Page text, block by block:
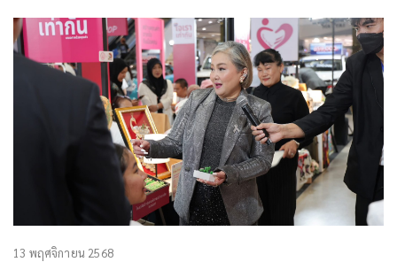
เอเอสเอ็ม สปอร์ต ฮีโร่” กว่า 20 คน เข้าร่วมแข่งขัน 8 ชนิดกีฬา
ในศึกมหกรรมกีฬาอาเซียนพาราเกมส์ ครั้งที่ 13 ซึ่งประเทศไทย
ได้รับเกียรติเป็นเจ้าภาพ ระหว่างวันที่ 20–26 มกราคม 2569 ณ
จังหวัดนครราชสีมา พร้อมเชิญชวนแฟนกีฬาชาวไทยร่วมส่งแรง
ใจเชียร์นักกีฬาพาราไทยสู้ศึกระดับภูมิภาค
13 พฤศจิกายน 2568